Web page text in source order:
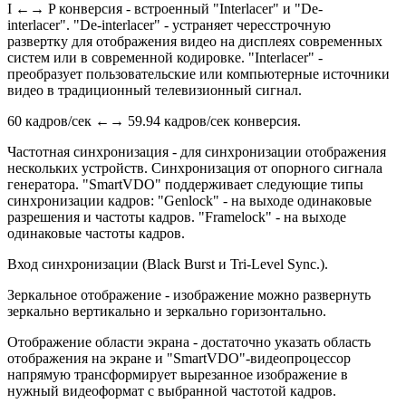
I ←→ P конверсия - встроенный "Interlacer" и "De-
interlacer". "De-interlacer" - устраняет чересстрочную
развертку для отображения видео на дисплеях современных
систем или в современной кодировке. "Interlacer" -
преобразует пользовательские или компьютерные источники
видео в традиционный телевизионный сигнал.
60 кадров/сек ←→ 59.94 кадров/сек конверсия.
Частотная синхронизация - для синхронизации отображения
нескольких устройств. Синхронизация от опорного сигнала
генератора. "SmartVDO" поддерживает следующие типы
синхронизации кадров: "Genlock" - на выходе одинаковые
разрешения и частоты кадров. "Framelock" - на выходе
одинаковые частоты кадров.
Вход синхронизации (Black Burst и Tri-Level Sync.).
Зеркальное отображение - изображение можно развернуть
зеркально вертикально и зеркально горизонтально.
Отображение области экрана - достаточно указать область
отображения на экране и "SmartVDO"-видеопроцессор
напрямую трансформирует вырезанное изображение в
нужный видеоформат с выбранной частотой кадров.